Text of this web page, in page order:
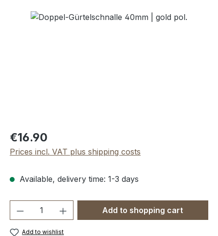
Skip image gallery
Regular price:
€16.90
Prices incl. VAT plus shipping costs
Available, delivery time: 1-3 days
Product Quantity: Enter the desired
Add to shopping cart
Add to wishlist